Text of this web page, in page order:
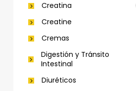
Creatina
Creatine
Cremas
Digestión y Tránsito
Intestinal
Diuréticos